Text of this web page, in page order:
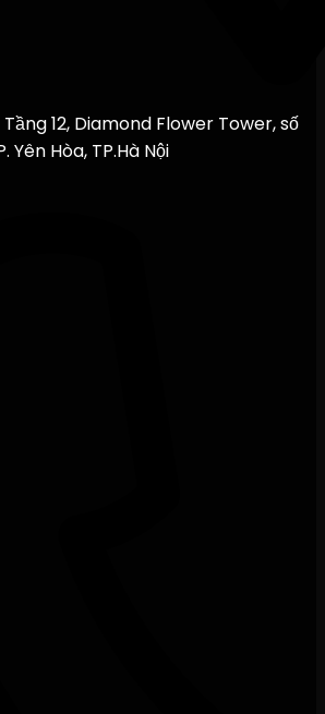
12, Diamond Flower Tower, số
Yên Hòa, TP.Hà Nội